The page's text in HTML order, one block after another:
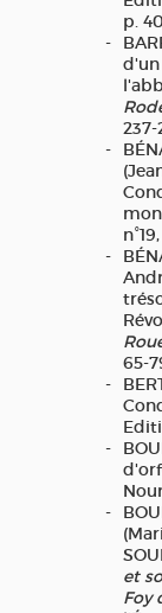
p.
d'un
237-
65-
et
Foy